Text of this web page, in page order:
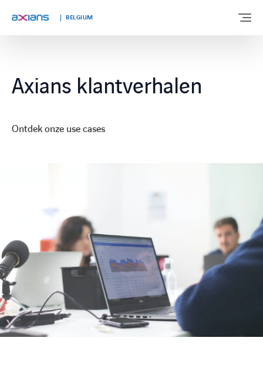
BELGIUM
OVER ONS
NIEUWS & INSIGHTS
WERKEN BIJ AXIANS
CONTACT
Axians klantverhalen
Ontdek onze use cases